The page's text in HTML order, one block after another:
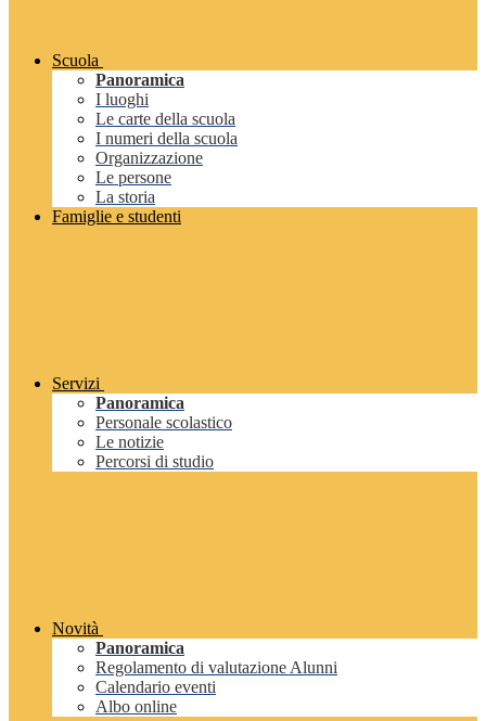
Scuola
Panoramica
I luoghi
Le carte della scuola
I numeri della scuola
Organizzazione
Le persone
La storia
Famiglie e studenti
Servizi
Panoramica
Personale scolastico
Le notizie
Percorsi di studio
Novità
Panoramica
Regolamento di valutazione Alunni
Calendario eventi
Albo online